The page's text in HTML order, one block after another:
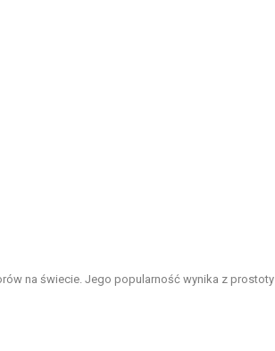
na świecie. Jego popularność wynika z prostoty